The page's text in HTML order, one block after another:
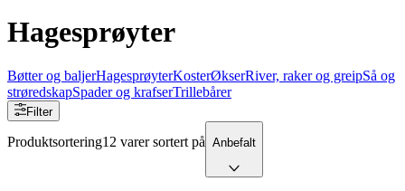
Hagesprøyter
Bøtter og baljerHagesprøyterKosterØkserRiver, raker og greipSå og
strøredskapSpader og krafserTrillebårer
Filter
Produktsortering12 varer sortert på Anbefalt